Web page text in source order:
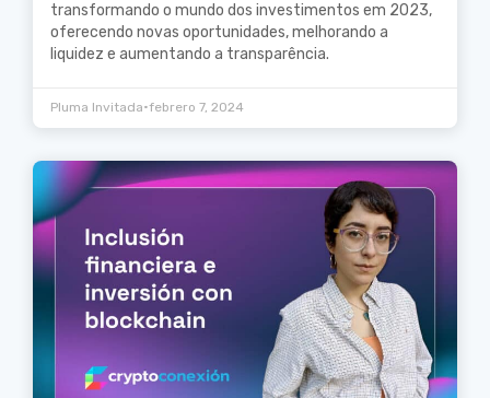
transformando o mundo dos investimentos em 2023,
oferecendo novas oportunidades, melhorando a
liquidez e aumentando a transparência.
Pluma Invitada•febrero 7, 2024